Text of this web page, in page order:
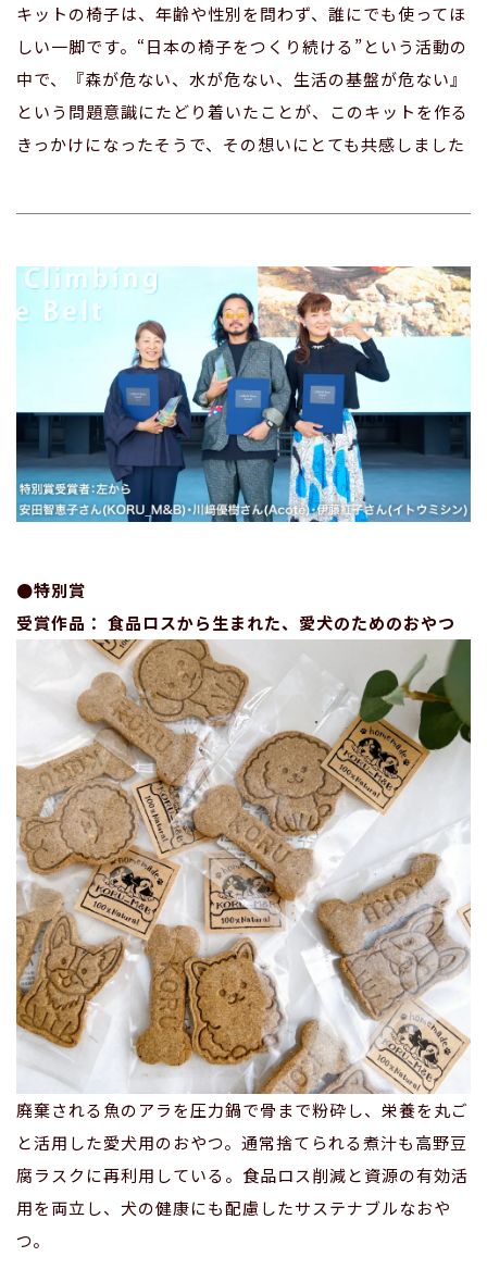
キットの椅子は、年齢や性別を問わず、誰にでも使ってほ
しい一脚です。“日本の椅子をつくり続ける”という活動の
中で、『森が危ない、水が危ない、生活の基盤が危ない』
という問題意識にたどり着いたことが、このキットを作る
きっかけになったそうで、その想いにとても共感しました
●特別賞
受賞作品： 食品ロスから生まれた、愛犬のためのおやつ
廃棄される魚のアラを圧力鍋で骨まで粉砕し、栄養を丸ご
と活用した愛犬用のおやつ。通常捨てられる煮汁も高野豆
腐ラスクに再利用している。食品ロス削減と資源の有効活
用を両立し、犬の健康にも配慮したサステナブルなおや
つ。